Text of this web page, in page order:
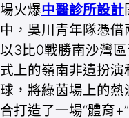
場火爆中醫診所設計
中，吳川青年隊憑借
以3比0戰勝南沙灣
式上的嶺南非遺扮
球，將綠茵場上的
合打造了一場“體育